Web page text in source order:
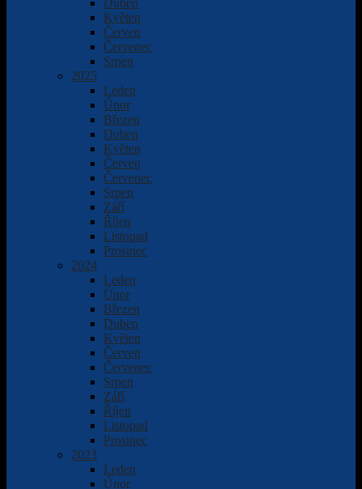
Duben
Květen
Červen
Červenec
Srpen
2025
Leden
Únor
Březen
Duben
Květen
Červen
Červenec
Srpen
Září
Říjen
Listopad
Prosinec
2024
Leden
Únor
Březen
Duben
Květen
Červen
Červenec
Srpen
Září
Říjen
Listopad
Prosinec
2023
Leden
Únor